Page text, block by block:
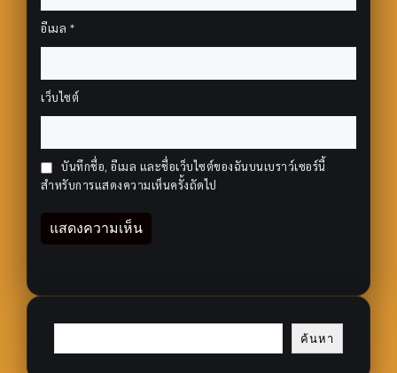
อีเมล *
เว็บไซต์
บันทึกชื่อ, อีเมล และชื่อเว็บไซต์ของฉันบนเบราว์เซอร์นี้
สำหรับการแสดงความเห็นครั้งถัดไป
ค้นหา